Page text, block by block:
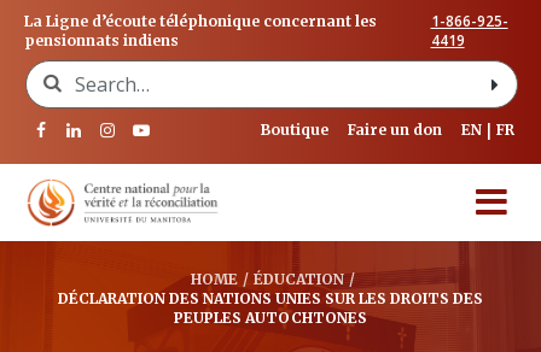
La Ligne d’écoute téléphonique concernant les
pensionnats indiens
1-866-925-
4419
Search for:
Boutique Faire un don EN FR
HOME / ÉDUCATION /
DÉCLARATION DES NATIONS UNIES SUR LES DROITS DES
PEUPLES AUTOCHTONES